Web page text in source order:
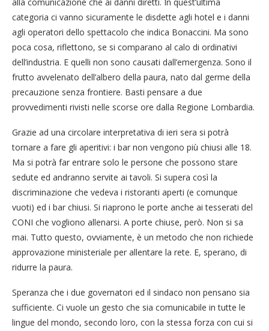
categoria ci vanno sicuramente le disdette agli hotel e i danni
agli operatori dello spettacolo che indica Bonaccini. Ma sono
poca cosa, riflettono, se si comparano al calo di ordinativi
dell’industria. E quelli non sono causati dall’emergenza. Sono il
frutto avvelenato dell’albero della paura, nato dal germe della
precauzione senza frontiere. Basti pensare a due
provvedimenti rivisti nelle scorse ore dalla Regione Lombardia.
Grazie ad una circolare interpretativa di ieri sera si potrà
tornare a fare gli aperitivi: i bar non vengono più chiusi alle 18.
Ma si potrà far entrare solo le persone che possono stare
sedute ed andranno servite ai tavoli. Si supera così la
discriminazione che vedeva i ristoranti aperti (e comunque
vuoti) ed i bar chiusi. Si riaprono le porte anche ai tesserati del
CONI che vogliono allenarsi. A porte chiuse, però. Non si sa
mai. Tutto questo, ovviamente, è un metodo che non richiede
approvazione ministeriale per allentare la rete. E, sperano, di
ridurre la paura.
Speranza che i due governatori ed il sindaco non pensano sia
sufficiente. Ci vuole un gesto che sia comunicabile in tutte le
lingue del mondo, secondo loro, con la stessa forza con cui si